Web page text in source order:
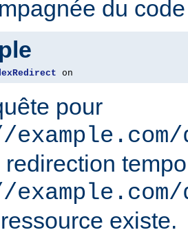
du
on
pour
redirection
existe.